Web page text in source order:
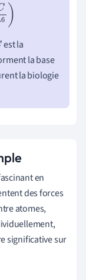
est la
la base
la biologie
en
des forces
atomes,
significative sur